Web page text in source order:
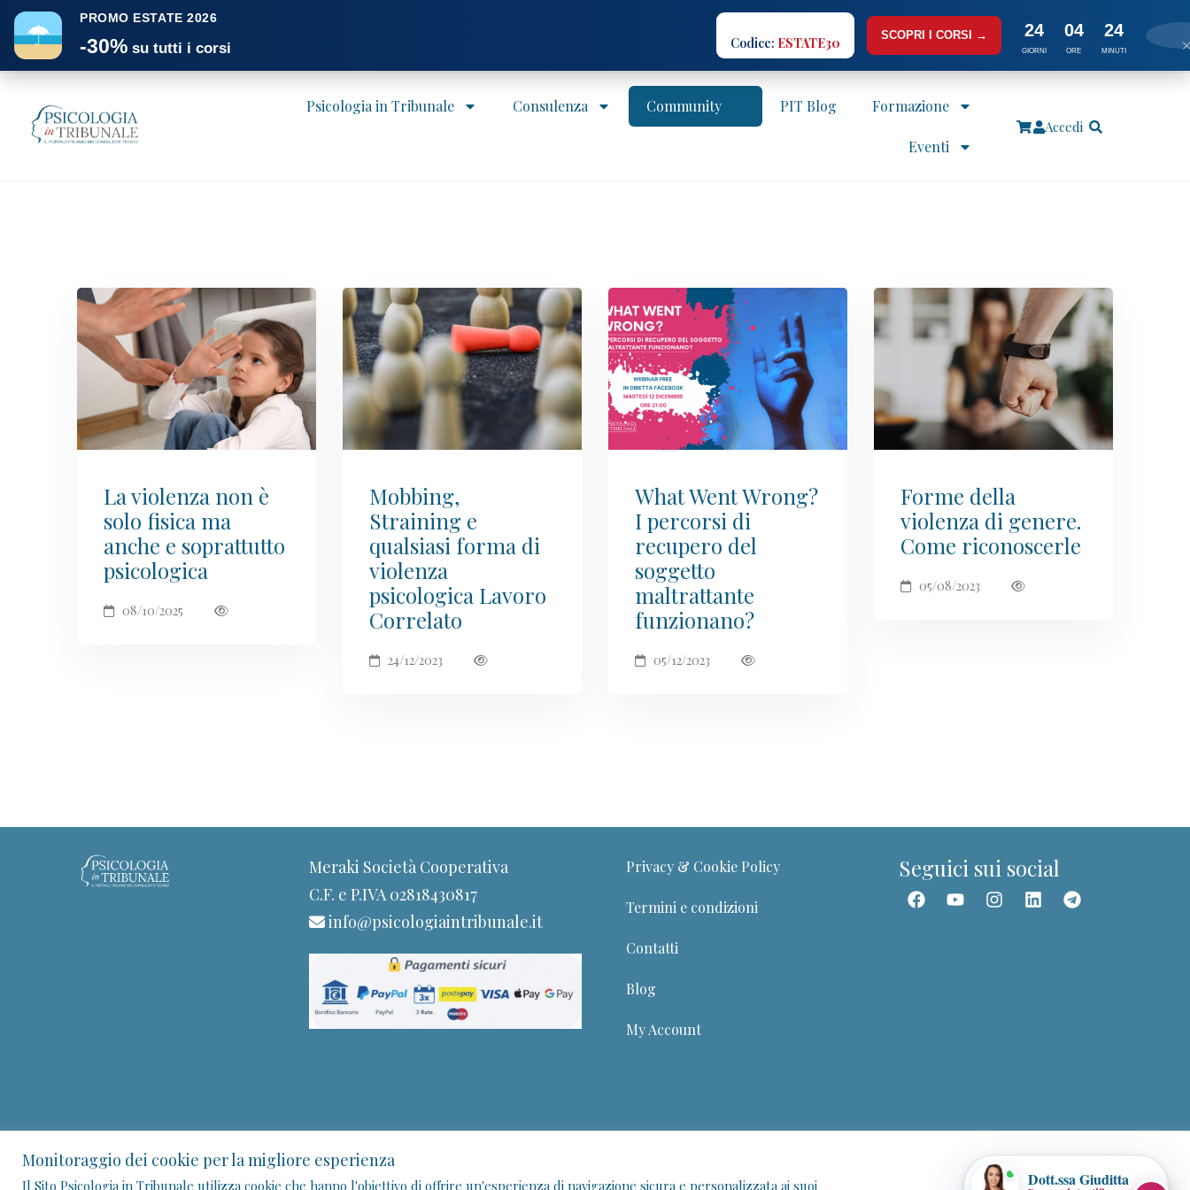
☂
PROMO ESTATE 2026
-30% su tutti i corsi Codice: ESTATE30 SCOPRI I CORSI → 24
GIORNI
04
ORE
24
MINUTI ×
Psicologia in Tribunale Consulenza Community PIT Blog Formazione
Eventi
Accedi
La violenza non è
solo fisica ma
anche e soprattutto
psicologica
08/10/2025
Mobbing,
Straining e
qualsiasi forma di
violenza
psicologica Lavoro
Correlato
24/12/2023
What Went Wrong?
I percorsi di
recupero del
soggetto
maltrattante
funzionano?
05/12/2023
Forme della
violenza di genere.
Come riconoscerle
05/08/2023
Meraki Società Cooperativa
C.F. e P.IVA 02818430817
info@psicologiaintribunale.it
Privacy & Cookie Policy
Termini e condizioni
Contatti
Blog
My Account
Seguici sui social
Monitoraggio dei cookie per la migliore esperienza
Il Sito Psicologia in Tribunale utilizza cookie che hanno l'obiettivo di offrire un'esperienza di navigazione sicura e personalizzata ai suoi Dott.ssa Giuditta
📚 Trova un corso 🎥 Webinar